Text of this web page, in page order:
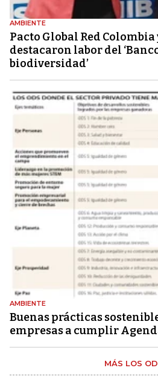
AMBIENTE
Pacto Global Red Colombia
destacaron labor del
biodiversidad’
AMBIENTE
Buenas prácticas
empresas a cumplir
MÁS LOS